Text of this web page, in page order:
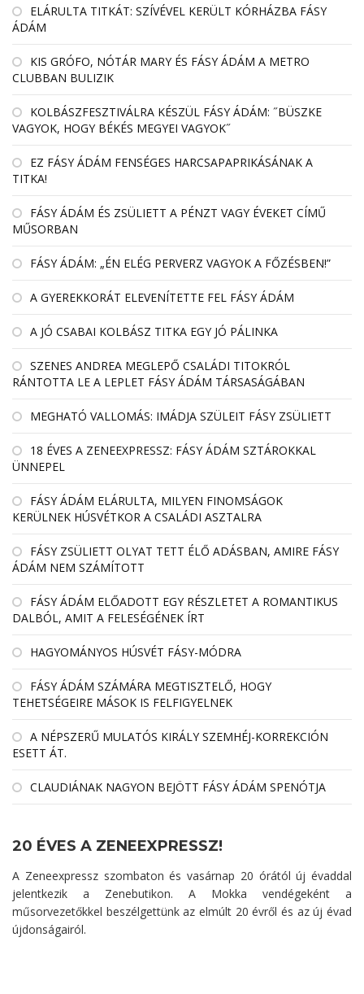
EL­ÁRULTA TIT­KÁT: SZÍ­VÉ­VEL KE­RÜLT KÓR­HÁZBA FÁSY
ÁDÁM
KIS GRÓFO, NÓTÁR MARY ÉS FÁSY ÁDÁM A METRO
CLUBBAN BULIZIK
KOLBÁSZFESZTIVÁLRA KÉSZÜL FÁSY ÁDÁM: ˝BÜSZKE
VAGYOK, HOGY BÉKÉS MEGYEI VAGYOK˝
EZ FÁSY ÁDÁM FENSÉGES HARCSAPAPRIKÁSÁNAK A
TITKA!
FÁSY ÁDÁM ÉS ZSÜLIETT A PÉNZT VAGY ÉVEKET CÍMŰ
MŰSORBAN
FÁSY ÁDÁM: „ÉN ELÉG PERVERZ VAGYOK A FŐZÉSBEN!”
A GYEREKKORÁT ELEVENÍTETTE FEL FÁSY ÁDÁM
A JÓ CSABAI KOLBÁSZ TITKA EGY JÓ PÁLINKA
SZENES ANDREA MEGLEPŐ CSALÁDI TITOKRÓL
RÁNTOTTA LE A LEPLET FÁSY ÁDÁM TÁRSASÁGÁBAN
MEGHATÓ VALLOMÁS: IMÁDJA SZÜLEIT FÁSY ZSÜLIETT
18 ÉVES A ZENEEXPRESSZ: FÁSY ÁDÁM SZTÁROKKAL
ÜNNEPEL
FÁSY ÁDÁM ELÁRULTA, MILYEN FINOMSÁGOK
KERÜLNEK HÚSVÉTKOR A CSALÁDI ASZTALRA
FÁSY ZSÜLIETT OLYAT TETT ÉLŐ ADÁSBAN, AMIRE FÁSY
ÁDÁM NEM SZÁMÍTOTT
FÁSY ÁDÁM ELŐADOTT EGY RÉSZLETET A ROMANTIKUS
DALBÓL, AMIT A FELESÉGÉNEK ÍRT
HAGYOMÁNYOS HÚSVÉT FÁSY-MÓDRA
FÁSY ÁDÁM SZÁMÁRA MEGTISZTELŐ, HOGY
TEHETSÉGEIRE MÁSOK IS FELFIGYELNEK
A NÉPSZERŰ MULATÓS KIRÁLY SZEMHÉJ-KORREKCIÓN
ESETT ÁT.
CLAUDIÁNAK NAGYON BEJÖTT FÁSY ÁDÁM SPENÓTJA
20 ÉVES A ZENEEXPRESSZ!
A Zeneexpressz szombaton és vasárnap 20 órától új évaddal
jelentkezik a Zenebutikon. A Mokka vendégeként a
műsorvezetőkkel beszélgettünk az elmúlt 20 évről és az új évad
újdonságairól.